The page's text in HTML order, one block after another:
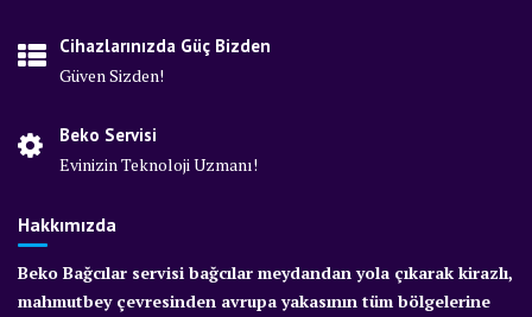
Cihazlarınızda Güç Bizden
Güven Sizden!
Beko Servisi
Evinizin Teknoloji Uzmanı!
Hakkımızda
Beko Bağcılar servisi bağcılar meydandan yola çıkarak kirazlı,
mahmutbey çevresinden avrupa yakasının tüm bölgelerine